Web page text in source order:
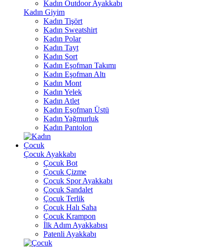
Kadın Outdoor Ayakkabı
Kadın Giyim
Kadın Tişört
Kadın Sweatshirt
Kadın Polar
Kadın Tayt
Kadın Şort
Kadın Eşofman Takımı
Kadın Eşofman Altı
Kadın Mont
Kadın Yelek
Kadın Atlet
Kadın Eşofman Üstü
Kadın Yağmurluk
Kadın Pantolon
Çocuk
Çocuk Ayakkabı
Çocuk Bot
Çocuk Çizme
Çocuk Spor Ayakkabı
Çocuk Sandalet
Çocuk Terlik
Çocuk Halı Saha
Çocuk Krampon
İlk Adım Ayakkabısı
Patenli Ayakkabı